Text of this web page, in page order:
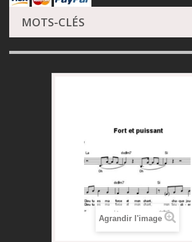
MOTS-CLÉS
Agrandir l'image